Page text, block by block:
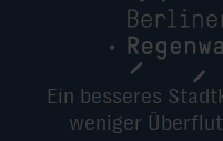
Ein besseres
weniger